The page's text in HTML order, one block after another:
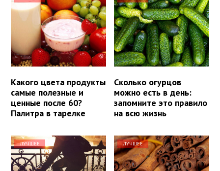
Какого цвета продукты
самые полезные и
ценные после 60?
Палитра в тарелке
Сколько огурцов
можно есть в день:
запомните это правило
на всю жизнь
ЛУЧШЕЕ ЛУЧШЕЕ